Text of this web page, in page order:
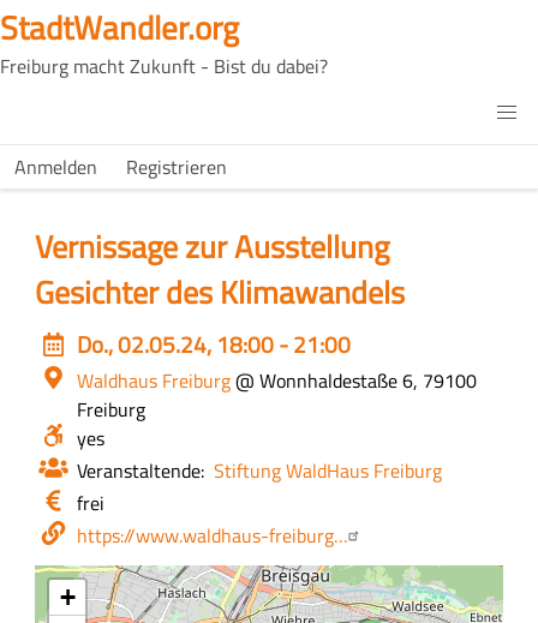
Direkt
zum
Inhalt
StadtWandler.org
Freiburg macht Zukunft - Bist du dabei?
Main
H4C
USER
Anmelden Registrieren
Vernissage zur Ausstellung
Gesichter des Klimawandels
Event
date
Do., 02.05.24, 18:00 - 21:00
Ort
Waldhaus Freiburg@ Wonnhaldestaße 6, 79100
Freiburg
Barrierefrei?
yes
Veranstaltende Stiftung WaldHaus Freiburg
Eintritt
/
Kosten
frei
Webseite
https://www.waldhaus-freiburg…
+